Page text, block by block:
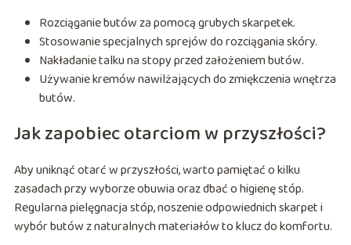
Rozciąganie butów za pomocą grubych skarpetek.
Stosowanie specjalnych sprejów do rozciągania skóry.
Nakładanie talku na stopy przed założeniem butów.
Używanie kremów nawilżających do zmiękczenia wnętrza
butów.
Jak zapobiec otarciom w przyszłości?
Aby uniknąć otarć w przyszłości, warto pamiętać o kilku
zasadach przy wyborze obuwia oraz dbać o higienę stóp.
Regularna pielęgnacja stóp, noszenie odpowiednich skarpet i
wybór butów z naturalnych materiałów to klucz do komfortu.